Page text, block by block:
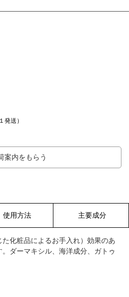
発送）
案内をもらう
使用方法 主要成分
化粧品によるお手入れ）効果のあ
ダーマキシル、海洋成分、ガトゥ